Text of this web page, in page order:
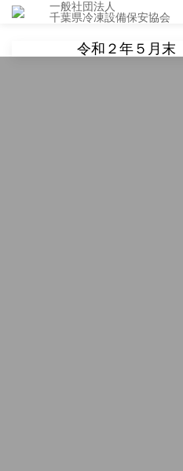
一般社団法人
千葉県冷凍設備保安協会
令和２年５月末